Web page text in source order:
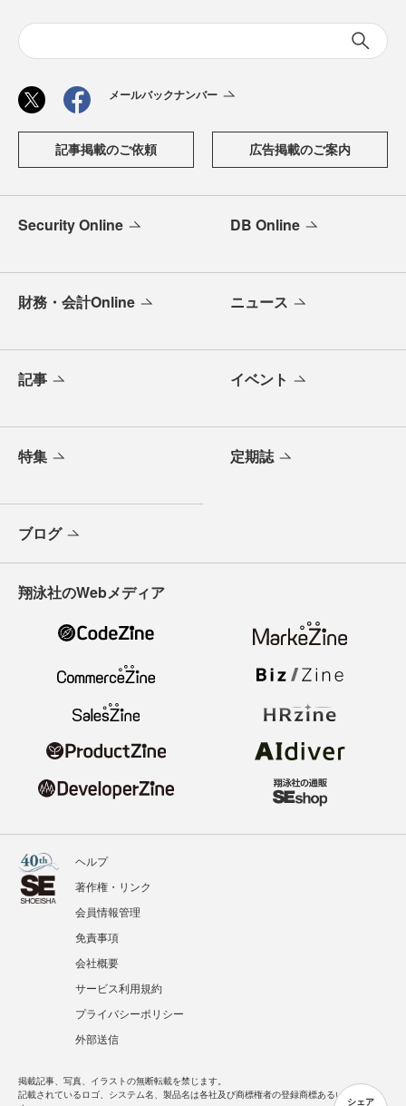
シェア
メールバックナンバー
記事掲載のご依頼 広告掲載のご案内
Security Online DB Online
財務・会計Online ニュース
記事 イベント
特集 定期誌
ブログ
翔泳社のWebメディア
ヘルプ
著作権・リンク
会員情報管理
免責事項
会社概要
サービス利用規約
プライバシーポリシー
外部送信
掲載記事、写真、イラストの無断転載を禁じます。
記載されているロゴ、システム名、製品名は各社及び商標権者の登録商標あるいは商標で